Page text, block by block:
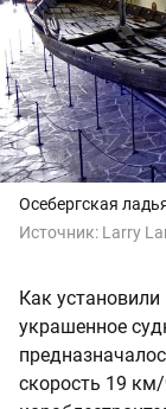
Осебергская
Источник: Larry
Как
украшенное
скорость 19